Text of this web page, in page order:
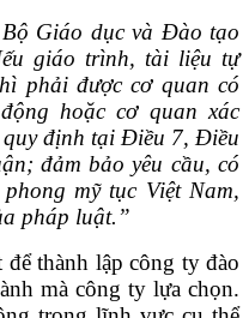
Giáo dục và Đào tạo
giáo trình, tài liệu tự
phải được cơ quan có
hoặc cơ quan xác
quy định tại Điều 7, Điều
đảm bảo yêu cầu, có
mỹ tục Việt Nam,
pháp luật.”
thành lập công ty đào
mà công ty lựa chọn.